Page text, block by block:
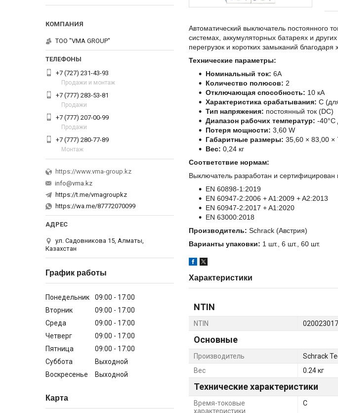
Автоматический выключатель постоянного
системах, аккумуляторных батареях и
перегрузок и коротких замыканий благодаря
Технические параметры:
Номинальный ток: 6A
Количество полюсов: 2
Отключающая способность: 10 кА
Характеристика срабатывания: C
Тип напряжения: постоянный ток (DC)
Диапазон рабочих температур: -40°C
Потеря мощности: 3,60 W
Габаритные размеры: 35,60 × 83,00 ×
Вес: 0,24 кг
Соответствие нормам:
Выключатель разработан и
EN 60898-1:2019
EN 60947-2:2006 + A1:2009 + A2:2013
EN 60947-2:2017 + A1:2020
EN 63000:2018
Производитель: Schrack (Австрия)
Варианты упаковки: 1 шт., 6 шт., 60 шт.
Характеристики
NTIN
NTIN
Основные
Производитель
Schrack
Вес
0.24 кг
Технические характеристики
Время-токовые
характеристики
C
ТОО "VMA GROUP"
+7 (727) 231-43-93
Продажи и монтаж
+7 (777) 283-53-81
Продажи
+7 (777) 207-00-99
Продажи
+7 (777) 280-77-89
Монтаж
https://www.vma-group.kz
info@vma.kz
https://t.me/vmagroupkz
https://wa.me/87772070099
ул. Садовникова 15, Алматы,
Казахстан
График работы
Понедельник 09:00
17:00
Вторник
09:00
17:00
Среда
09:00
17:00
Четверг
09:00
17:00
Пятница
09:00
17:00
Суббота
Выходной
Воскресенье
Выходной
Карта